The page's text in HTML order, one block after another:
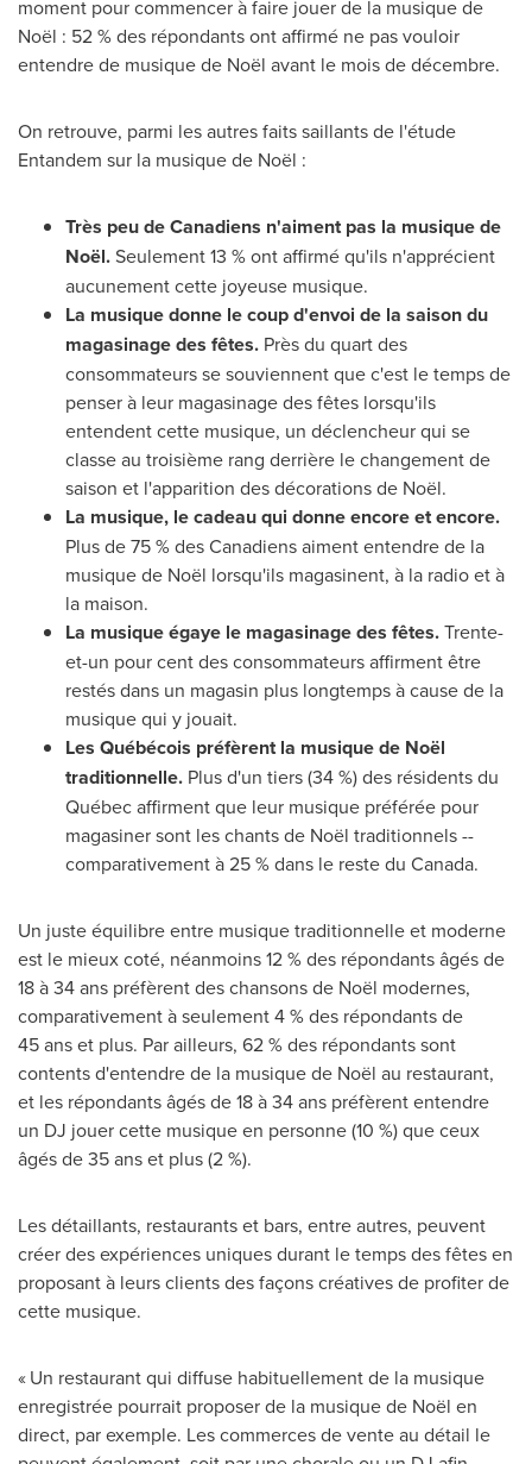
moment pour commencer à faire jouer de la musique de
Noël : 52 % des répondants ont affirmé ne pas vouloir
entendre de musique de Noël avant le mois de décembre.
On retrouve, parmi les autres faits saillants de l'étude
Entandem sur la musique de Noël :
Très peu de Canadiens n'aiment pas la musique de
Noël.Seulement 13 % ont affirmé qu'ils n'apprécient
aucunement cette joyeuse musique.
La musique donne le coup d'envoi de la saison du
magasinage des fêtes. Près du quart des
consommateurs se souviennent que c'est le temps de
penser à leur magasinage des fêtes lorsqu'ils
entendent cette musique, un déclencheur qui se
classe au troisième rang derrière le changement de
saison et l'apparition des décorations de Noël.
La musique, le cadeau qui donne encore et encore.
Plus de 75 % des Canadiens aiment entendre de la
musique de Noël lorsqu'ils magasinent, à la radio et à
la maison.
La musique égaye le magasinage des fêtes.Trente-
et-un pour cent des consommateurs affirment être
restés dans un magasin plus longtemps à cause de la
musique qui y jouait.
Les Québécois préfèrent la musique de Noël
traditionnelle. Plus d'un tiers (34 %) des résidents du
Québec affirment que leur musique préférée pour
magasiner sont les chants de Noël traditionnels --
comparativement à 25 % dans le reste du Canada.
Un juste équilibre entre musique traditionnelle et moderne
est le mieux coté, néanmoins 12 % des répondants âgés de
18 à 34 ans préfèrent des chansons de Noël modernes,
comparativement à seulement 4 % des répondants de
45 ans et plus. Par ailleurs, 62 % des répondants sont
contents d'entendre de la musique de Noël au restaurant,
et les répondants âgés de 18 à 34 ans préfèrent entendre
un DJ jouer cette musique en personne (10 %) que ceux
âgés de 35 ans et plus (2 %).
Les détaillants, restaurants et bars, entre autres, peuvent
créer des expériences uniques durant le temps des fêtes en
proposant à leurs clients des façons créatives de profiter de
cette musique.
« Un restaurant qui diffuse habituellement de la musique
enregistrée pourrait proposer de la musique de Noël en
direct, par exemple. Les commerces de vente au détail le